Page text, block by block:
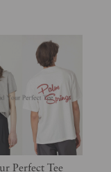
Perfect Tee